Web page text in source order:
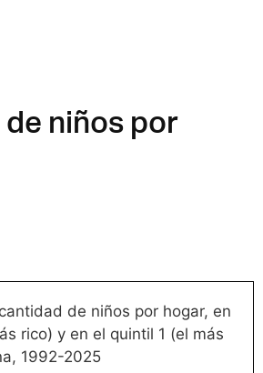
niños por
de niños por hogar, en
rico) y en el quintil 1 (el más
1992-2025